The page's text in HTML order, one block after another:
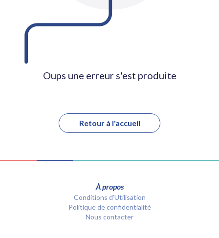
Oups une erreur s'est produite
Retour à l'accueil
À propos
Conditions d’Utilisation
Politique de confidentialité
Nous contacter